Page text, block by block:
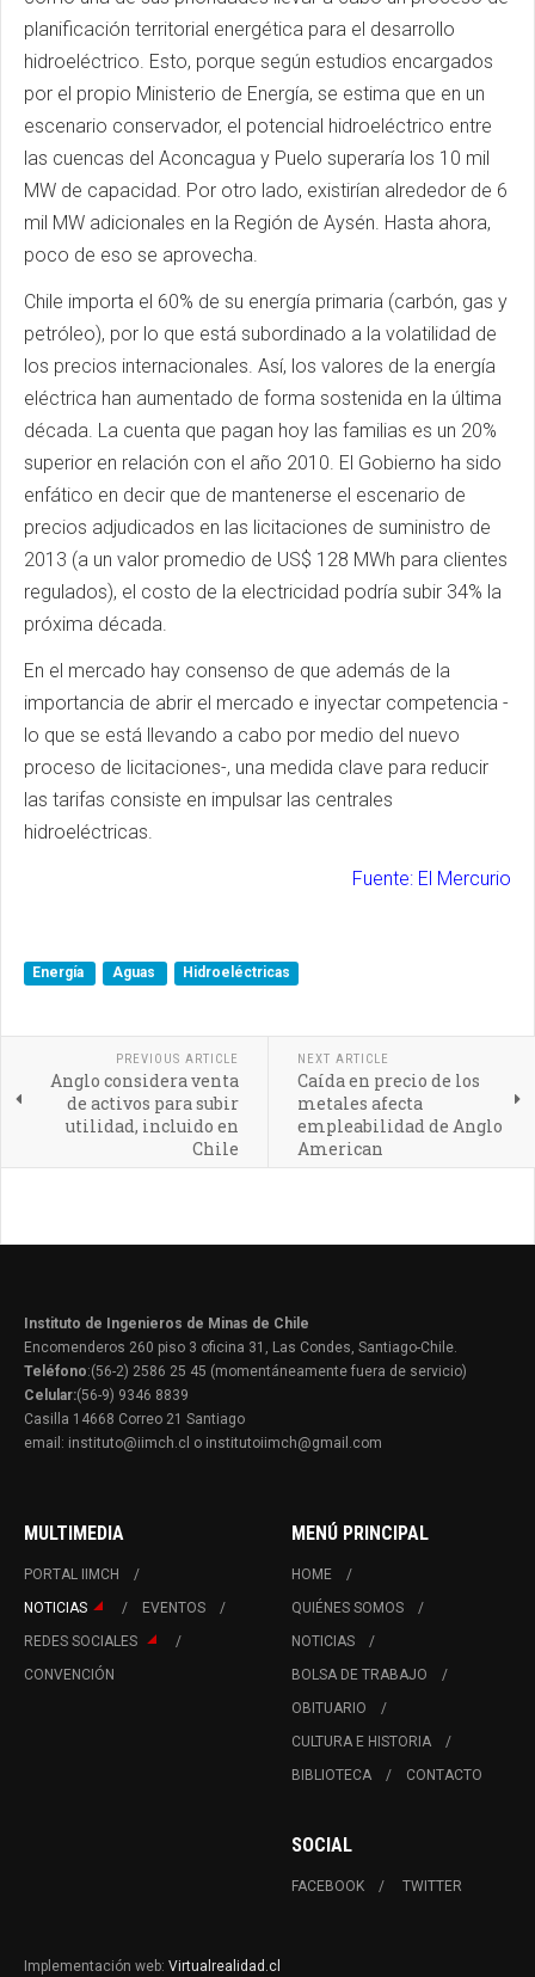
planificación territorial energética para el desarrollo
hidroeléctrico. Esto, porque según estudios encargados
por el propio Ministerio de Energía, se estima que en un
escenario conservador, el potencial hidroeléctrico entre
las cuencas del Aconcagua y Puelo superaría los 10 mil
MW de capacidad. Por otro lado, existirían alrededor de 6
mil MW adicionales en la Región de Aysén. Hasta ahora,
poco de eso se aprovecha.
Chile importa el 60% de su energía primaria (carbón, gas y
petróleo), por lo que está subordinado a la volatilidad de
los precios internacionales. Así, los valores de la energía
eléctrica han aumentado de forma sostenida en la última
década. La cuenta que pagan hoy las familias es un 20%
superior en relación con el año 2010. El Gobierno ha sido
enfático en decir que de mantenerse el escenario de
precios adjudicados en las licitaciones de suministro de
2013 (a un valor promedio de US$ 128 MWh para clientes
regulados), el costo de la electricidad podría subir 34% la
próxima década.
En el mercado hay consenso de que además de la
importancia de abrir el mercado e inyectar competencia -
lo que se está llevando a cabo por medio del nuevo
proceso de licitaciones-, una medida clave para reducir
las tarifas consiste en impulsar las centrales
hidroeléctricas.
Fuente: El Mercurio
Energía Aguas Hidroeléctricas
PREVIOUS ARTICLE
Anglo considera venta
de activos para subir
utilidad, incluido en
Chile
NEXT ARTICLE
Caída en precio de los
metales afecta
empleabilidad de Anglo
American
Instituto de Ingenieros de Minas de Chile
Encomenderos 260 piso 3 oficina 31, Las Condes, Santiago-Chile.
Teléfono:(56-2) 2586 25 45 (momentáneamente fuera de servicio)
Celular:(56-9) 9346 8839
Casilla 14668 Correo 21 Santiago
email: instituto@iimch.cl o institutoiimch@gmail.com
MULTIMEDIA
PORTAL IIMCH
NOTICIAS
EVENTOS
REDES SOCIALES
CONVENCIÓN
MENÚ PRINCIPAL
HOME
QUIÉNES SOMOS
NOTICIAS
BOLSA DE TRABAJO
OBITUARIO
CULTURA E HISTORIA
BIBLIOTECA
CONTACTO
SOCIAL
FACEBOOK TWITTER
Implementación web: Virtualrealidad.cl